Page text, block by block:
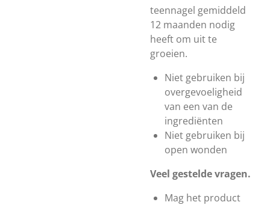
teennagel gemiddeld
12 maanden nodig
heeft om uit te
groeien.
Niet gebruiken bij
overgevoeligheid
van een van de
ingrediënten
Niet gebruiken bij
open wonden
Veel gestelde vragen.
Mag het product